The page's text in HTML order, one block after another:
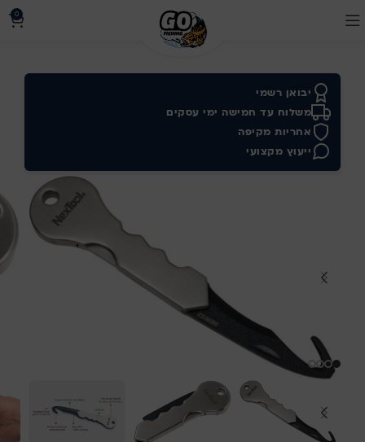
0
יבואן רשמי
משלוח עד חמישה ימי עסקים
אחריות מקיפה
ייעוץ מקצועי